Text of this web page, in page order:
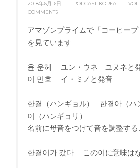
2018年6月16日 PODCAST-KOREA
COMMENTS
アマゾンプライムで「コーヒープ
を見ています
윤 운헤 ユン・ウネ ユヌネと
이 민호 イ・ミノと発音
한결（ハンギョル） 한결아（ハ
이（ハンギョリ）
名前に母音をつけて音を調整す
한결이가 갔다 この이に意味は